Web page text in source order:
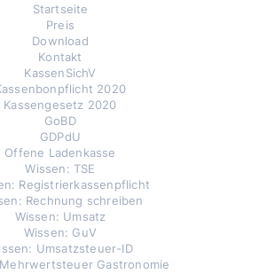
Startseite
Preis
Download
Kontakt
KassenSichV
2020
Kassengesetz 2020
GoBD
GDPdU
Offene Ladenkasse
Wissen: TSE
Registrierkassenpflicht
Rechnung schreiben
Wissen: Umsatz
Wissen: GuV
Umsatzsteuer-ID
Gastronomie